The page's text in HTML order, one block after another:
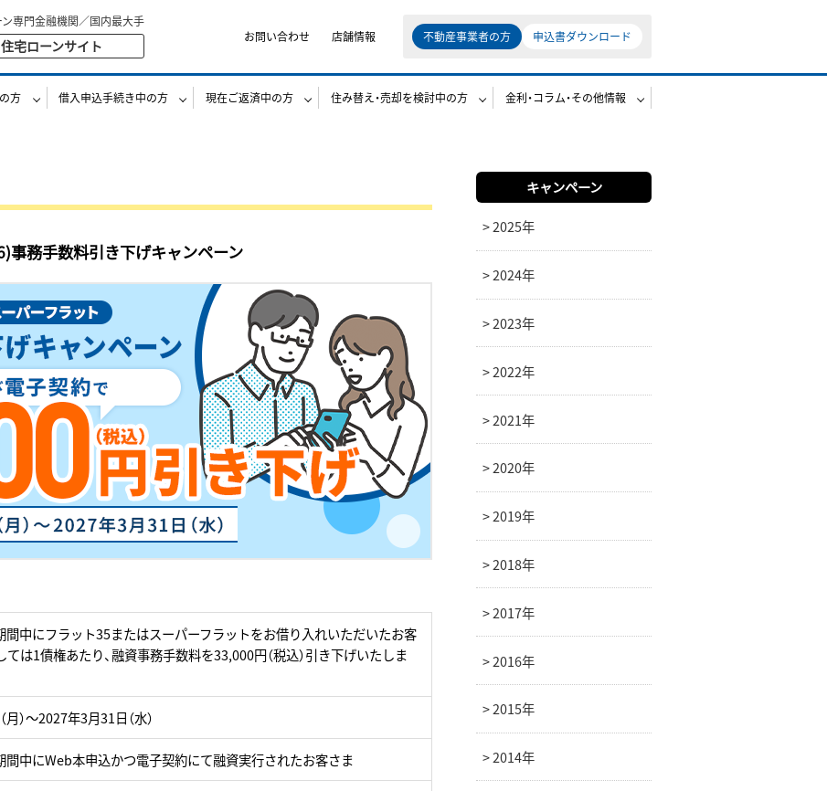
専門金融機関／国内最大手
住宅ローンサイト
お問い合わせ 店舗情報 不動産事業者の方 申込書ダウンロード
方 借入申込手続き中の方 現在ご返済中の方 住み替え・売却を検討中の方 金利・コラム・その他情報
事務手数料引き下げキャンペーン
間中にフラット35またはスーパーフラットをお借り入れいただいたお客
ては1債権あたり、融資事務手数料を33,000円（税込）引き下げいたしま
）～2027年3月31日（水）
間中にWeb本申込かつ電子契約にて融資実行されたお客さま
キャンペーン
2025年
2024年
2023年
2022年
2021年
2020年
2019年
2018年
2017年
2016年
2015年
2014年